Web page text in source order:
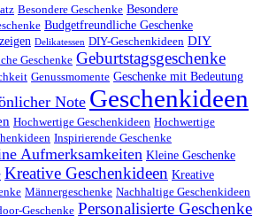
Besondere Geschenke Besondere
Budgetfreundliche Geschenke
Delikatessen DIY-Geschenkideen DIY
Geschenke Geburtstagsgeschenke
Genussmomente Geschenke mit Bedeutung
Note Geschenkideen
Hochwertige Geschenkideen Hochwertige
Inspirierende Geschenke
Aufmerksamkeiten Kleine Geschenke
Kreative Geschenkideen Kreative
Männergeschenke Nachhaltige Geschenkideen
Geschenke Personalisierte Geschenke